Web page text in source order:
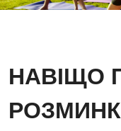
НАВІЩО